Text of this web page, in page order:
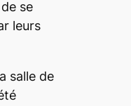
se
leurs
salle de